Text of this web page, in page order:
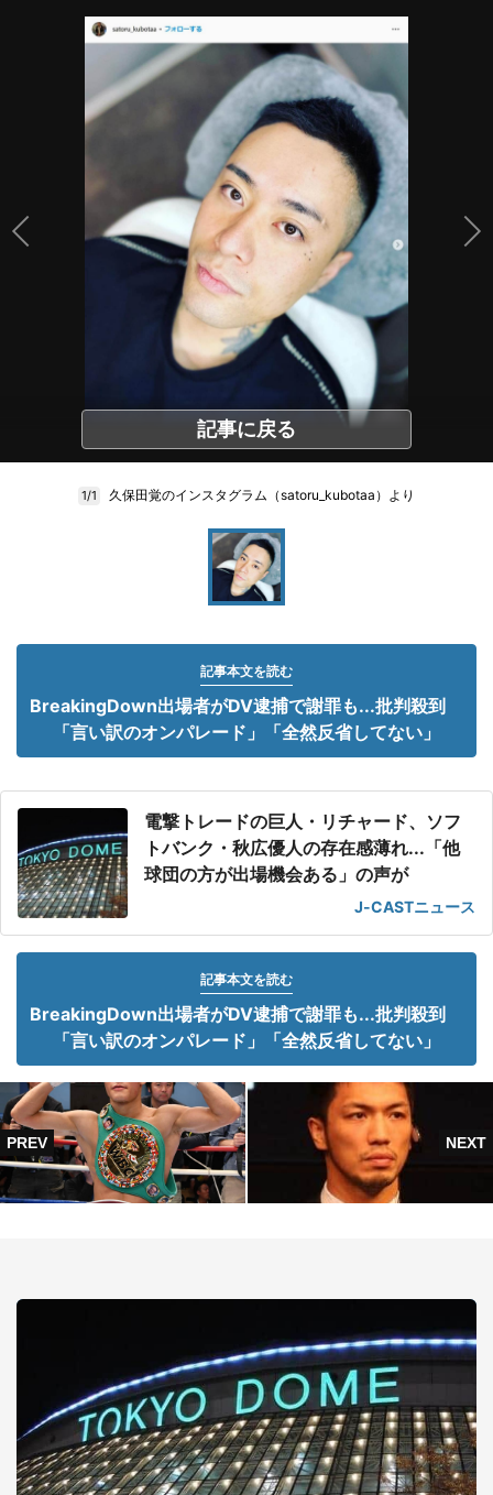
記事に戻る
1/1 久保田覚のインスタグラム（satoru_kubotaa）より
記事本文を読む
BreakingDown出場者がDV逮捕で謝罪も...批判殺到
「言い訳のオンパレード」「全然反省してない」
電撃トレードの巨人・リチャード、ソフ
トバンク・秋広優人の存在感薄れ...「他
球団の方が出場機会ある」の声が
J-CASTニュース
記事本文を読む
BreakingDown出場者がDV逮捕で謝罪も...批判殺到
「言い訳のオンパレード」「全然反省してない」